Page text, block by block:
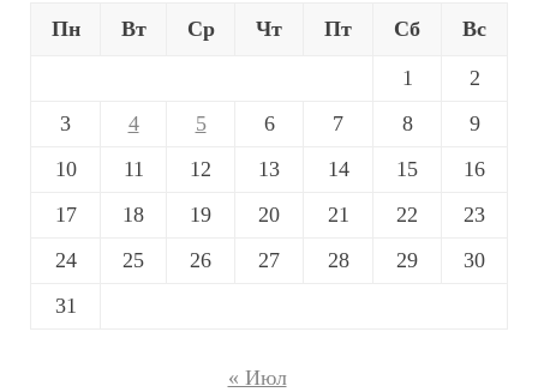
Пн
Вт Ср Чт Пт Сб Вс
1
2
3
4 5 6 7 8
9
10
11 12 13 14 15
16
17
18 19 20 21 22
23
24
25 26 27 28 29
30
31
« Июл